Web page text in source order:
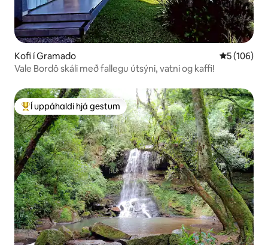
Kofi í Gramado 5 af 5 í
5 (106)
Vale Bordô skáli með fallegu útsýni, vatni og kaffi!
Í mestu uppáhaldi hjá gestum
Í uppáhaldi hjá gestum